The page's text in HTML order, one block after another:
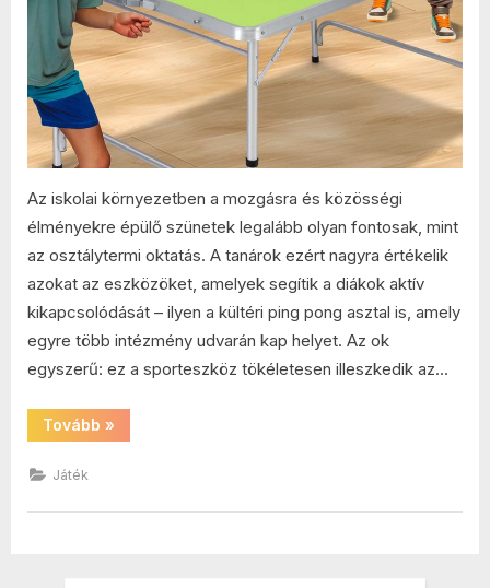
Az iskolai környezetben a mozgásra és közösségi
élményekre épülő szünetek legalább olyan fontosak, mint
az osztálytermi oktatás. A tanárok ezért nagyra értékelik
azokat az eszközöket, amelyek segítik a diákok aktív
kikapcsolódását – ilyen a kültéri ping pong asztal is, amely
egyre több intézmény udvarán kap helyet. Az ok
egyszerű: ez a sporteszköz tökéletesen illeszkedik az…
Tovább “Miért
szeretik
ping
»
Játék